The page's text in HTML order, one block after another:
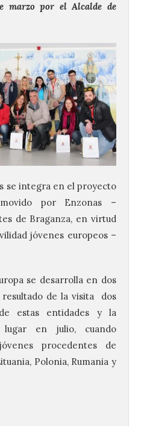
marzo por el Alcalde de
se integra en el proyecto
por Enzonas –
de Braganza, en virtud
jóvenes europeos –
se desarrolla en dos
de la visita dos
estas entidades y la
en julio, cuando
procedentes de
Polonia, Rumania y
Feria
a